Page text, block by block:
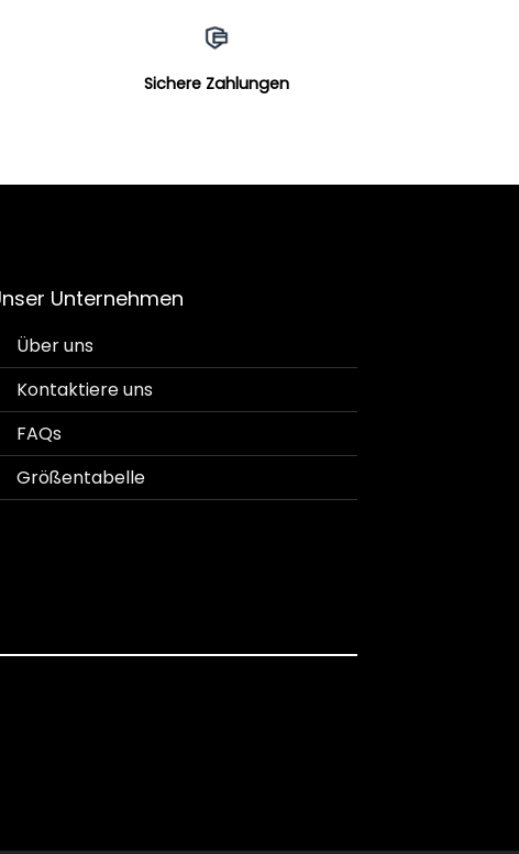
Sichere Zahlungen
Unternehmen
Über uns
Kontaktiere uns
FAQs
Größentabelle